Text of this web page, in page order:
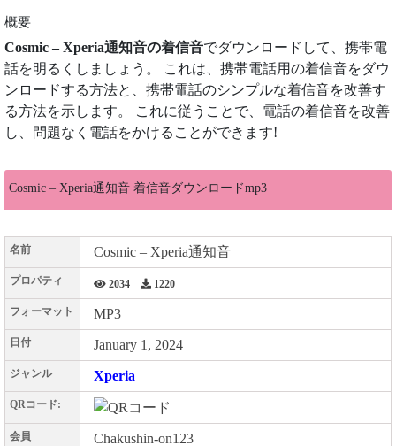
概要
Cosmic – Xperia通知音の着信音でダウンロードして、携帯電
話を明るくしましょう。 これは、携帯電話用の着信音をダウ
ンロードする方法と、携帯電話のシンプルな着信音を改善す
る方法を示します。 これに従うことで、電話の着信音を改善
し、問題なく電話をかけることができます!
Cosmic – Xperia通知音 着信音ダウンロードmp3
名前 Cosmic – Xperia通知音
プロパティ 2034 1220
フォーマット MP3
日付 January 1, 2024
ジャンル Xperia
QRコード:
会員 Chakushin-on123